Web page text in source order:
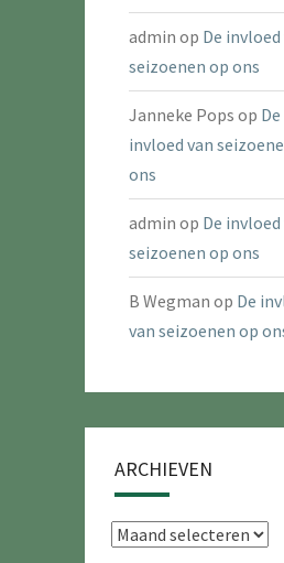
admin op De invloed
seizoenen op ons
Janneke Pops op De
invloed van
ons
admin op De invloed
seizoenen op ons
B Wegman op De
van seizoenen op
ARCHIEVEN
Archieven